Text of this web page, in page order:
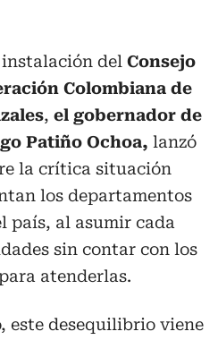
del Consejo
Colombiana de
, el gobernador de
Patiño Ochoa, lanzó
la crítica situación
los departamentos
país, al asumir cada
sin contar con los
atenderlas.
este desequilibrio viene